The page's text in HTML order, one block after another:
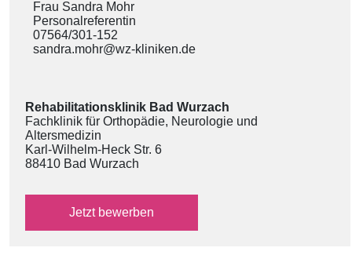
Frau Sandra Mohr
Personalreferentin
07564/301-152
sandra.mohr@wz-kliniken.de
Rehabilitationsklinik Bad Wurzach
Fachklinik für Orthopädie, Neurologie und
Altersmedizin
Karl-Wilhelm-Heck Str. 6
88410 Bad Wurzach
Jetzt über das externe Bewerbungsformular
bewerben